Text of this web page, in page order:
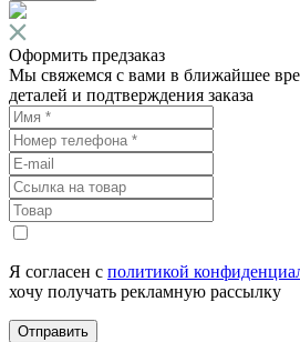
Оформить предзаказ
Мы свяжемся с вами в ближайшее
деталей и подтверждения заказа
Я согласен с политикой
хочу получать рекламную рассылку
Отправить